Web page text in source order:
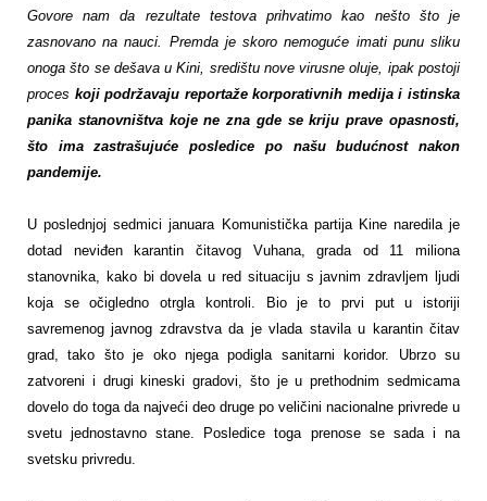
Govore nam da rezultate testova prihvatimo kao nešto što je
zasnovano na nauci. Premda je skoro nemoguće imati punu sliku
onoga što se dešava u Kini, središtu nove virusne oluje, ipak postoji
proces koji podržavaju reportaže korporativnih medija i istinska
panika stanovništva koje ne zna gde se kriju prave opasnosti,
što ima zastrašujuće posledice po našu budućnost nakon
pandemije.
U poslednjoj sedmici januara Komunistička partija Kine naredila je
dotad neviđen karantin čitavog Vuhana, grada od 11 miliona
stanovnika, kako bi dovela u red situaciju s javnim zdravljem ljudi
koja se očigledno otrgla kontroli. Bio je to prvi put u istoriji
savremenog javnog zdravstva da je vlada stavila u karantin čitav
grad, tako što je oko njega podigla sanitarni koridor. Ubrzo su
zatvoreni i drugi kineski gradovi, što je u prethodnim sedmicama
dovelo do toga da najveći deo druge po veličini nacionalne privrede u
svetu jednostavno stane. Posledice toga prenose se sada i na
svetsku privredu.